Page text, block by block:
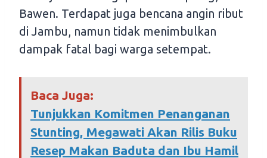
Bawen. Terdapat juga bencana angin ribut
di Jambu, namun tidak menimbulkan
dampak fatal bagi warga setempat.
Baca Juga:
Tunjukkan Komitmen Penanganan
Stunting, Megawati Akan Rilis Buku
Resep Makan Baduta dan Ibu Hamil